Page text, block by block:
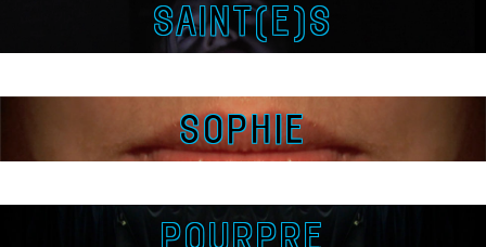
SAINT(E)S
SOPHIE
POURPRE